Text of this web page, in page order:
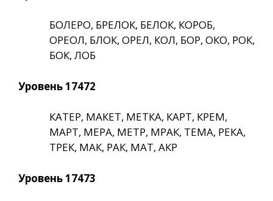
БОЛЕРО, БРЕЛОК, БЕЛОК, КОРОБ,
ОРЕОЛ, БЛОК, ОРЕЛ, КОЛ, БОР, ОКО, РОК,
БОК, ЛОБ
Уровень 17472
КАТЕР, МАКЕТ, МЕТКА, КАРТ, КРЕМ,
МАРТ, МЕРА, МЕТР, МРАК, ТЕМА, РЕКА,
ТРЕК, МАК, РАК, МАТ, АКР
Уровень 17473